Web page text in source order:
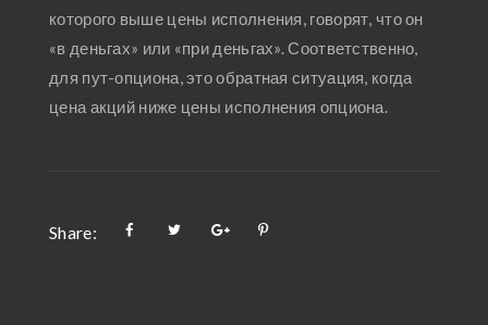
которого выше цены исполнения, говорят, что он
«в деньгах» или «при деньгах». Соответственно,
для пут-опциона, это обратная ситуация, когда
цена акций ниже цены исполнения опциона.
Share: